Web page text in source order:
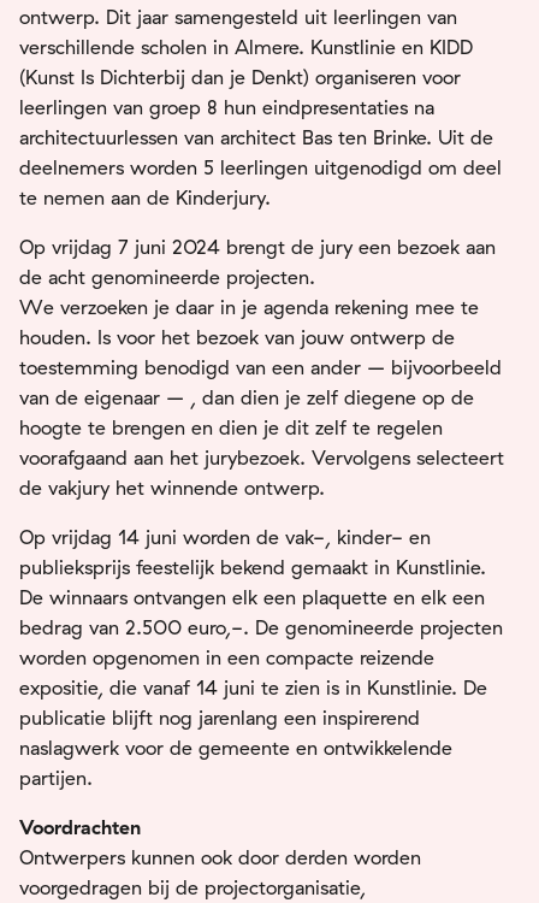
ontwerp. Dit jaar samengesteld uit leerlingen van
verschillende scholen in Almere. Kunstlinie en KIDD
(Kunst Is Dichterbij dan je Denkt) organiseren voor
leerlingen van groep 8 hun eindpresentaties na
architectuurlessen van architect Bas ten Brinke. Uit de
deelnemers worden 5 leerlingen uitgenodigd om deel
te nemen aan de Kinderjury.
Op vrijdag 7 juni 2024 brengt de jury een bezoek aan
de acht genomineerde projecten.
We verzoeken je daar in je agenda rekening mee te
houden. Is voor het bezoek van jouw ontwerp de
toestemming benodigd van een ander – bijvoorbeeld
van de eigenaar – , dan dien je zelf diegene op de
hoogte te brengen en dien je dit zelf te regelen
voorafgaand aan het jurybezoek. Vervolgens selecteert
de vakjury het winnende ontwerp.
Op vrijdag 14 juni worden de vak-, kinder- en
publieksprijs feestelijk bekend gemaakt in Kunstlinie.
De winnaars ontvangen elk een plaquette en elk een
bedrag van 2.500 euro,-. De genomineerde projecten
worden opgenomen in een compacte reizende
expositie, die vanaf 14 juni te zien is in Kunstlinie. De
publicatie blijft nog jarenlang een inspirerend
naslagwerk voor de gemeente en ontwikkelende
partijen.
Voordrachten
Ontwerpers kunnen ook door derden worden
voorgedragen bij de projectorganisatie,